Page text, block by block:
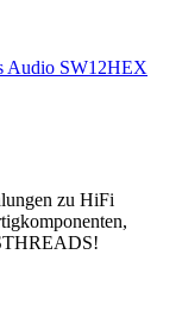
Audio SW12HEX
zu HiFi